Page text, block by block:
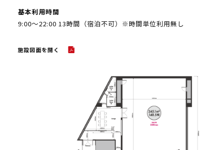
基本利用時間
9:00〜22:00 13時間（宿泊不可）※時間単位利用無し
施設図面を開く